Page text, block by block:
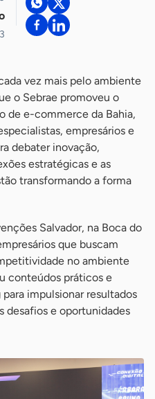
vez mais pelo ambiente
o Sebrae promoveu o
de e-commerce da Bahia,
empresários e
debater inovação,
estratégicas e as
transformando a forma
Salvador, na Boca do
que buscam
no ambiente
conteúdos práticos e
impulsionar resultados
desafios e oportunidades